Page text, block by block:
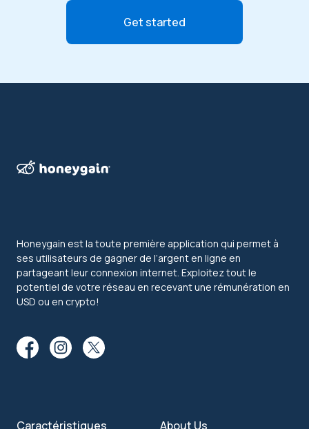
Get started
Honeygain est la toute première application qui permet à
ses utilisateurs de gagner de l’argent en ligne en
partageant leur connexion internet. Exploitez tout le
potentiel de votre réseau en recevant une rémunération en
USD ou en crypto!
Caractéristiques
About Us